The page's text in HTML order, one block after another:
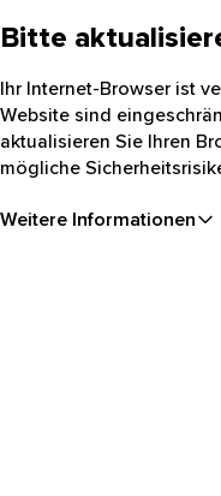
Bitte
Ihr Internet-Browser ist
Website sind
aktualisieren Sie Ihren
mögliche
Weitere Informationen